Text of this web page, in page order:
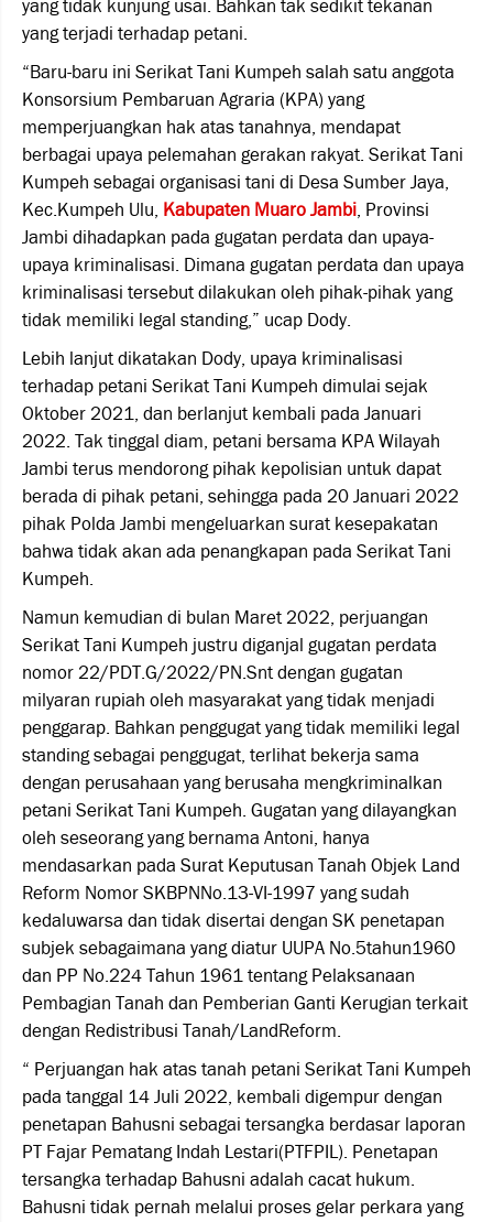
yang tidak kunjung usai. Bahkan tak sedikit tekanan
yang terjadi terhadap petani.
“Baru-baru ini Serikat Tani Kumpeh salah satu anggota
Konsorsium Pembaruan Agraria (KPA) yang
memperjuangkan hak atas tanahnya, mendapat
berbagai upaya pelemahan gerakan rakyat. Serikat Tani
Kumpeh sebagai organisasi tani di Desa Sumber Jaya,
Kec.Kumpeh Ulu, Kabupaten Muaro Jambi, Provinsi
Jambi dihadapkan pada gugatan perdata dan upaya-
upaya kriminalisasi. Dimana gugatan perdata dan upaya
kriminalisasi tersebut dilakukan oleh pihak-pihak yang
tidak memiliki legal standing,” ucap Dody.
Lebih lanjut dikatakan Dody, upaya kriminalisasi
terhadap petani Serikat Tani Kumpeh dimulai sejak
Oktober 2021, dan berlanjut kembali pada Januari
2022. Tak tinggal diam, petani bersama KPA Wilayah
Jambi terus mendorong pihak kepolisian untuk dapat
berada di pihak petani, sehingga pada 20 Januari 2022
pihak Polda Jambi mengeluarkan surat kesepakatan
bahwa tidak akan ada penangkapan pada Serikat Tani
Kumpeh.
Namun kemudian di bulan Maret 2022, perjuangan
Serikat Tani Kumpeh justru diganjal gugatan perdata
nomor 22/PDT.G/2022/PN.Snt dengan gugatan
milyaran rupiah oleh masyarakat yang tidak menjadi
penggarap. Bahkan penggugat yang tidak memiliki legal
standing sebagai penggugat, terlihat bekerja sama
dengan perusahaan yang berusaha mengkriminalkan
petani Serikat Tani Kumpeh. Gugatan yang dilayangkan
oleh seseorang yang bernama Antoni, hanya
mendasarkan pada Surat Keputusan Tanah Objek Land
Reform Nomor SKBPNNo.13-VI-1997 yang sudah
kedaluwarsa dan tidak disertai dengan SK penetapan
subjek sebagaimana yang diatur UUPA No.5tahun1960
dan PP No.224 Tahun 1961 tentang Pelaksanaan
Pembagian Tanah dan Pemberian Ganti Kerugian terkait
dengan Redistribusi Tanah/LandReform.
“ Perjuangan hak atas tanah petani Serikat Tani Kumpeh
pada tanggal 14 Juli 2022, kembali digempur dengan
penetapan Bahusni sebagai tersangka berdasar laporan
PT Fajar Pematang Indah Lestari(PTFPIL). Penetapan
tersangka terhadap Bahusni adalah cacat hukum.
Bahusni tidak pernah melalui proses gelar perkara yang